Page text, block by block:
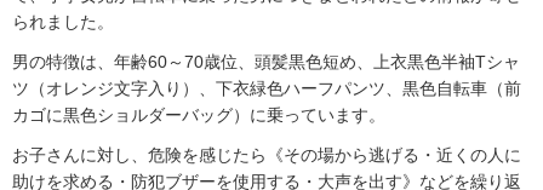
られました。
男の特徴は、年齢60～70歳位、頭髪黒色短め、上衣黒色半袖Tシャ
ツ（オレンジ文字入り）、下衣緑色ハーフパンツ、黒色自転車（前
カゴに黒色ショルダーバッグ）に乗っています。
お子さんに対し、危険を感じたら《その場から逃げる・近くの人に
助けを求める・防犯ブザーを使用する・大声を出す》などを繰り返